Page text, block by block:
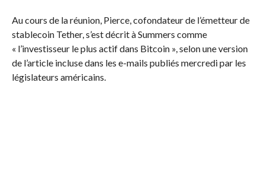
Au cours de la réunion, Pierce, cofondateur de l’émetteur de
stablecoin Tether, s’est décrit à Summers comme
« l’investisseur le plus actif dans Bitcoin », selon une version
de l’article incluse dans les e-mails publiés mercredi par les
législateurs américains.